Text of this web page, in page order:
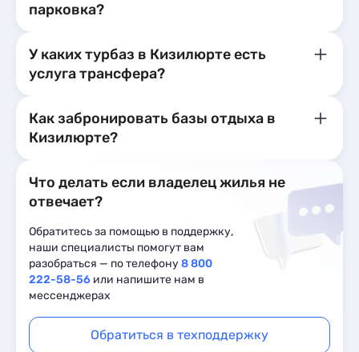
парковка?
У каких турбаз в Кизилюрте есть
услуга трансфера?
Как забронировать базы отдыха в
Кизилюрте?
Что делать если владелец жилья не
отвечает?
Обратитесь за помощью в поддержку,
наши специалисты помогут вам
разобраться — по телефону8 800
222-58-56 или напишите нам в
мессенджерах
Обратиться в техподдержку